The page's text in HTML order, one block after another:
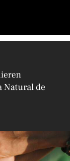
Natural de